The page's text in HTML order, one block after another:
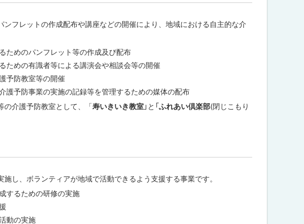
フレットの作成配布や講座などの開催により、地域における自主的な介
ためのパンフレット等の作成及び配布
ための有識者等による講演会や相談会等の開催
予防教室等の開催
護予防事業の実施の記録等を管理するための媒体の配布
の介護予防教室として、「寿いきいき教室 」と「ふれあい倶楽部(閉じこもり
し、ボランティアが地域で活動できるよう支援する事業です。
するための研修の実施
動の実施